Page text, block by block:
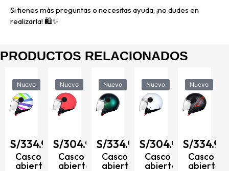
Si tienes más preguntas o necesitas ayuda, ¡no dudes en
realizarla! 🛍️✨
PRODUCTOS RELACIONADOS
Nuevo
S/334.90
Casco
abierto
Nuevo
S/304.90
Casco
abierto
Nuevo
S/334.90
Casco
abierto
Nuevo
S/304.90
Casco
abierto
Nuevo
S/334.90
Casco
abierto